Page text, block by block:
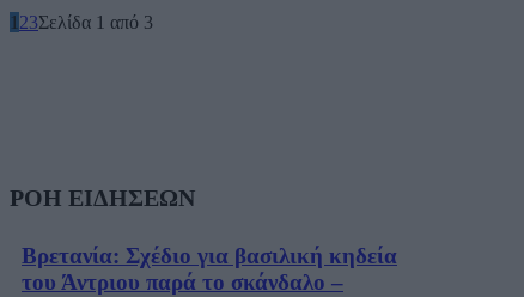
1 23Σελίδα 1 από 3
ΡΟΗ ΕΙΔΗΣΕΩΝ
Βρετανία: Σχέδιο για βασιλική κηδεία
του Άντριου παρά το σκάνδαλο –